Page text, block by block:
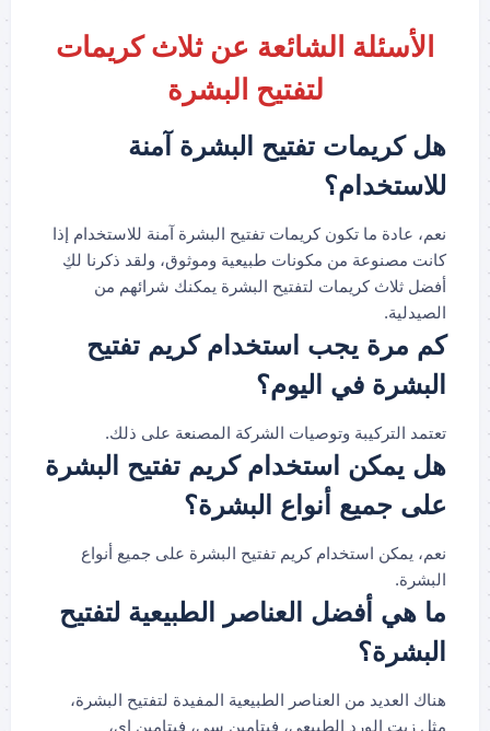
الأسئلة الشائعة عن ثلاث كريمات
لتفتيح البشرة
هل كريمات تفتيح البشرة آمنة
للاستخدام؟
نعم، عادة ما تكون كريمات تفتيح البشرة آمنة للاستخدام إذا
كانت مصنوعة من مكونات طبيعية وموثوق، ولقد ذكرنا لكِ
أفضل ثلاث كريمات لتفتيح البشرة يمكنك شرائهم من
الصيدلية.
كم مرة يجب استخدام كريم تفتيح
البشرة في اليوم؟
تعتمد التركيبة وتوصيات الشركة المصنعة على ذلك.
هل يمكن استخدام كريم تفتيح البشرة
على جميع أنواع البشرة؟
نعم، يمكن استخدام كريم تفتيح البشرة على جميع أنواع
البشرة.
ما هي أفضل العناصر الطبيعية لتفتيح
البشرة؟
هناك العديد من العناصر الطبيعية المفيدة لتفتيح البشرة،
مثل زيت الورد الطبيعي، فيتامين سي، فيتامين إي،